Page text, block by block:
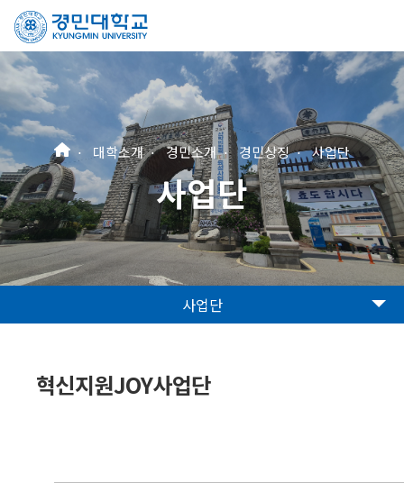
대학소개 경민소개 경민상징 사업단
사업단
사업단
혁신지원JOY사업단